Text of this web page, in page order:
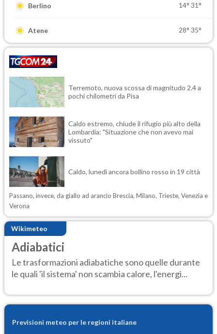
Berlino 14° 31°
Atene 28° 35°
Terremoto, nuova scossa di magnitudo 2.4 a
pochi chilometri da Pisa
Caldo estremo, chiude il rifugio più alto della
Lombardia: "Situazione che non avevo mai
vissuto"
Caldo, lunedì ancora bollino rosso in 19 città
Passano, invece, da giallo ad arancio Brescia, Milano, Trieste, Venezia e
Verona
Wikimeteo
Adiabatici
Le trasformazioni adiabatiche sono quelle durante
le quali 'il sistema' non scambia calore, l'energi...
Previsioni meteo per le regioni italiane